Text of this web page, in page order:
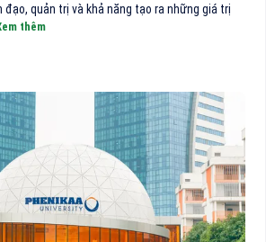
đạo, quản trị và khả năng tạo ra những giá trị
thêm